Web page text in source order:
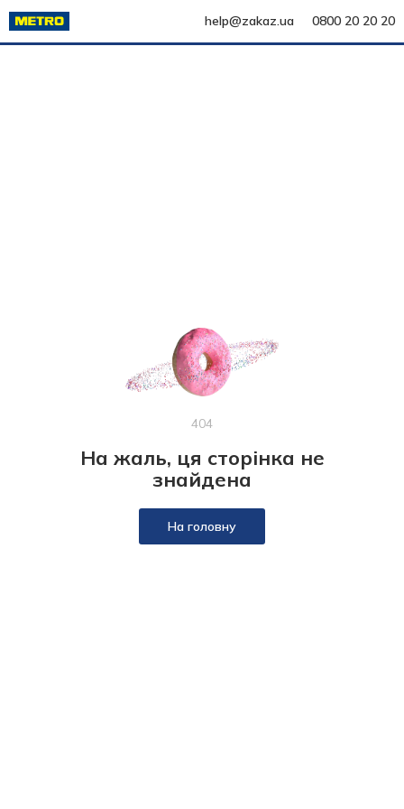
help@zakaz.ua 0800 20 20 20
404
На жаль, ця сторінка не
знайдена
На головну